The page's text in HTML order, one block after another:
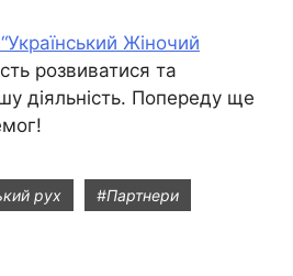
Жіночий
розвиватися та
діяльність. Попереду ще
рух #Партнери